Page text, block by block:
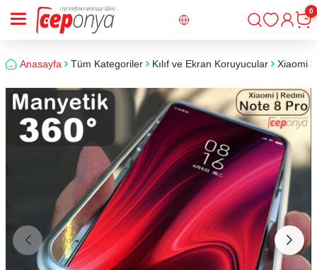
Giriş
0
Anasayfa Tüm Kategoriler Kılıf ve Ekran Koruyucular Xiaomi